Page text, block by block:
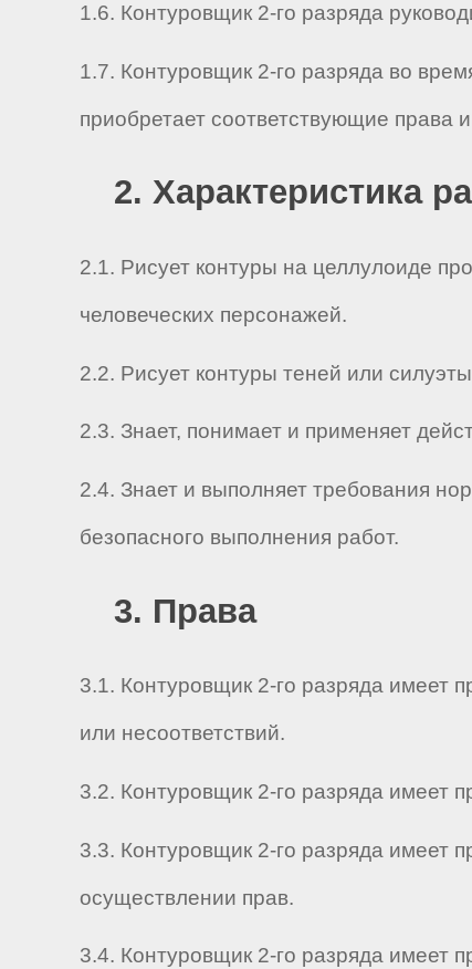
1.6. Контуровщик 2-го разряда
1.7. Контуровщик 2-го разряда во
приобретает соответствующие права
2. Характеристика
2.1. Рисует контуры на целлулоиде
человеческих персонажей.
2.2. Рисует контуры теней или
2.3. Знает, понимает и применяет
2.4. Знает и выполняет требования
безопасного выполнения работ.
3. Права
3.1. Контуровщик 2-го разряда имеет
или несоответствий.
3.2. Контуровщик 2-го разряда имеет
3.3. Контуровщик 2-го разряда имеет
осуществлении прав.
3.4. Контуровщик 2-го разряда имеет